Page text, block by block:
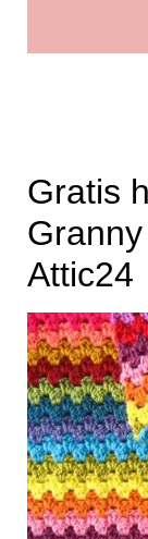
Gratis
Attic24